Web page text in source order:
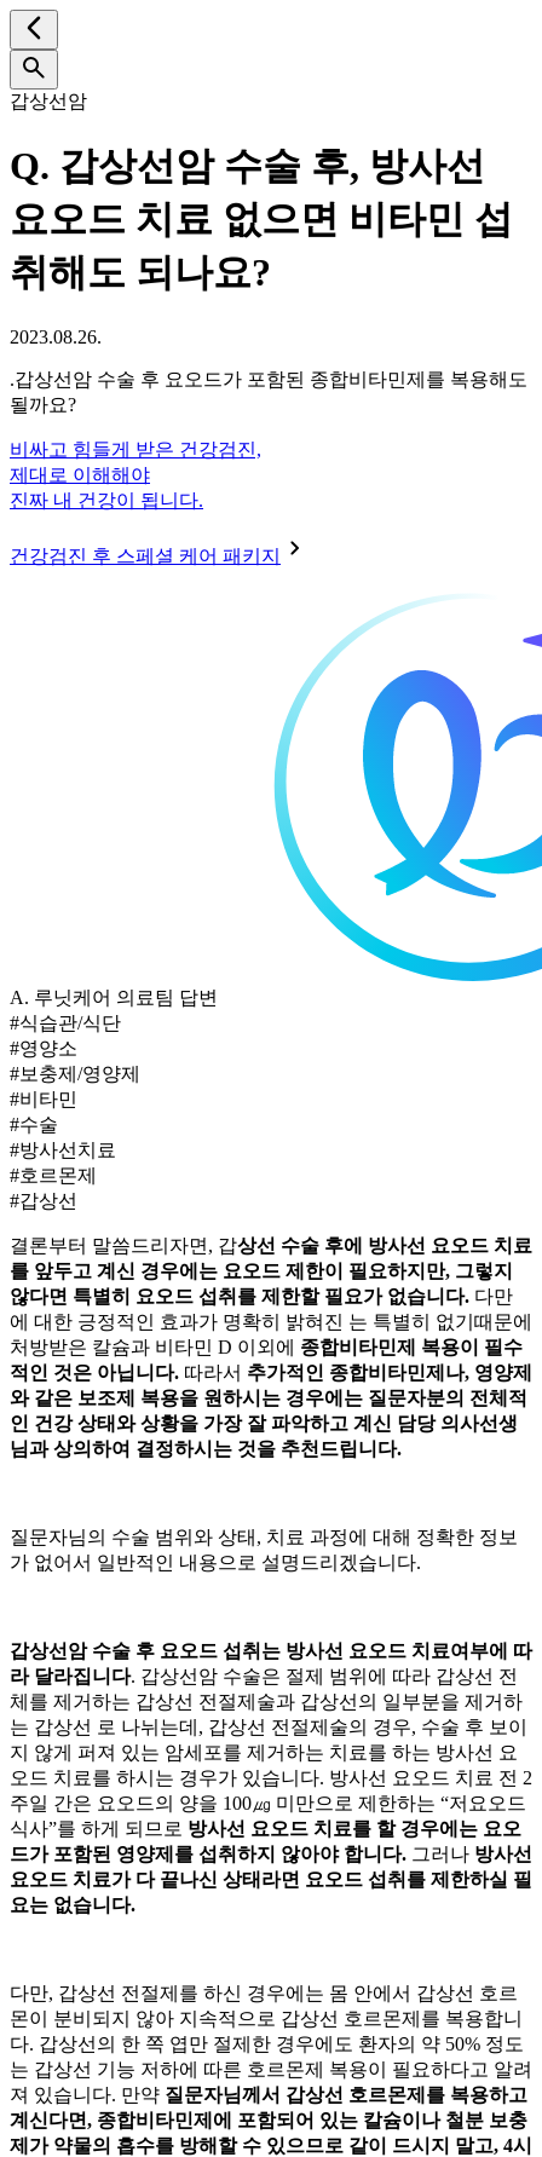
갑상선암
Q. 갑상선암 수술 후, 방사선
요오드 치료 없으면 비타민 섭
취해도 되나요?
2023.08.26.
.갑상선암 수술 후 요오드가 포함된 종합비타민제를 복용해도
될까요?
비싸고 힘들게 받은 건강검진,
제대로 이해해야
진짜 내 건강이 됩니다.
건강검진 후 스페셜 케어 패키지
A. 루닛케어 의료팀 답변
#식습관/식단
#영양소
#보충제/영양제
#비타민
#수술
#방사선치료
#호르몬제
#갑상선
결론부터 말씀드리자면, 갑상선 수술 후에 방사선 요오드 치료
를 앞두고 계신 경우에는 요오드 제한이 필요하지만, 그렇지
않다면 특별히 요오드 섭취를 제한할 필요가 없습니다. 다만
에 대한 긍정적인 효과가 명확히 밝혀진 는 특별히 없기때문에
처방받은 칼슘과 비타민 D 이외에 종합비타민제 복용이 필수
적인 것은 아닙니다. 따라서 추가적인 종합비타민제나, 영양제
와 같은 보조제 복용을 원하시는 경우에는 질문자분의 전체적
인 건강 상태와 상황을 가장 잘 파악하고 계신 담당 의사선생
님과 상의하여 결정하시는 것을 추천드립니다.
질문자님의 수술 범위와 상태, 치료 과정에 대해 정확한 정보
가 없어서 일반적인 내용으로 설명드리겠습니다.
갑상선암 수술 후 요오드 섭취는 방사선 요오드 치료여부에 따
라 달라집니다. 갑상선암 수술은 절제 범위에 따라 갑상선 전
체를 제거하는 갑상선 전절제술과 갑상선의 일부분을 제거하
는 갑상선 로 나뉘는데, 갑상선 전절제술의 경우, 수술 후 보이
지 않게 퍼져 있는 암세포를 제거하는 치료를 하는 방사선 요
오드 치료를 하시는 경우가 있습니다. 방사선 요오드 치료 전 2
주일 간은 요오드의 양을 100㎍ 미만으로 제한하는 “저요오드
식사”를 하게 되므로 방사선 요오드 치료를 할 경우에는 요오
드가 포함된 영양제를 섭취하지 않아야 합니다. 그러나 방사선
요오드 치료가 다 끝나신 상태라면 요오드 섭취를 제한하실 필
요는 없습니다.
다만, 갑상선 전절제를 하신 경우에는 몸 안에서 갑상선 호르
몬이 분비되지 않아 지속적으로 갑상선 호르몬제를 복용합니
다. 갑상선의 한 쪽 엽만 절제한 경우에도 환자의 약 50% 정도
는 갑상선 기능 저하에 따른 호르몬제 복용이 필요하다고 알려
져 있습니다. 만약 질문자님께서 갑상선 호르몬제를 복용하고
계신다면, 종합비타민제에 포함되어 있는 칼슘이나 철분 보충
제가 약물의 흡수를 방해할 수 있으므로 같이 드시지 말고, 4시